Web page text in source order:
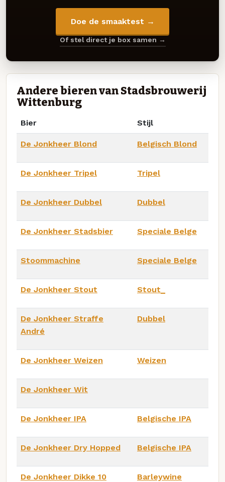
Doe de smaaktest →
Of stel direct je box samen →
Andere bieren van Stadsbrouwerij
Wittenburg
Bier Stijl
De Jonkheer Blond Belgisch Blond
De Jonkheer Tripel Tripel
De Jonkheer Dubbel Dubbel
De Jonkheer Stadsbier Speciale Belge
Stoommachine Speciale Belge
De Jonkheer Stout Stout_
De Jonkheer Straffe
André
Dubbel
De Jonkheer Weizen Weizen
De Jonkheer Wit
De Jonkheer IPA Belgische IPA
De Jonkheer Dry Hopped Belgische IPA
De Jonkheer Dikke 10 Barleywine